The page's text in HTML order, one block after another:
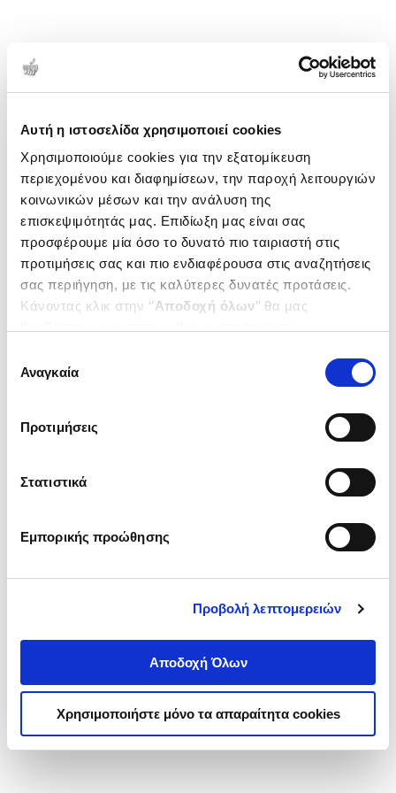
Αυτή η ιστοσελίδα χρησιμοποιεί cookies
Χρησιμοποιούμε cookies για την εξατομίκευση
περιεχομένου και διαφημίσεων, την παροχή λειτουργιών
κοινωνικών μέσων και την ανάλυση της
επισκεψιμότητάς μας. Επιδίωξη μας είναι σας
προσφέρουμε μία όσο το δυνατό πιο ταιριαστή στις
προτιμήσεις σας και πιο ενδιαφέρουσα στις αναζητήσεις
σας περιήγηση, με τις καλύτερες δυνατές προτάσεις.
Κάνοντας κλικ στην ‘’Αποδοχή όλων’’ θα μας
ενδιαφέρουν και να επιλέξετε από τα παρακάτω με την
΄΄και να ενημερωθείτε σχετικά με
συγκατάθεσης
Αναγκαία
Προτιμήσεις
Στατιστικά
Εμπορικής προώθησης
Προβολή λεπτομερειών
Αποδοχή Όλων
Χρησιμοποιήστε μόνο τα απαραίτητα cookies